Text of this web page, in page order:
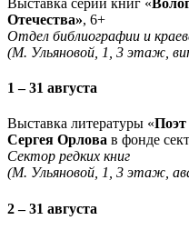
Отечества», 6+
Отдел библиографии и
(М. Ульяновой, 1, 3 этаж,
1 – 31 августа
Выставка литературы «
Сергея Орлова в фонде
Сектор редких книг
(М. Ульяновой, 1, 3 этаж,
2 – 31 августа